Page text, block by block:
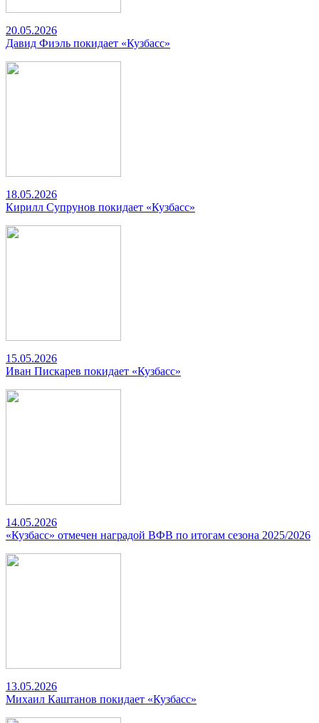
20.05.2026
Давид Фиэль покидает «Кузбасс»
18.05.2026
Кирилл Супрунов покидает «Кузбасс»
15.05.2026
Иван Пискарев покидает «Кузбасс»
14.05.2026
«Кузбасс» отмечен наградой ВФВ по итогам сезона 2025/2026
13.05.2026
Михаил Каштанов покидает «Кузбасс»